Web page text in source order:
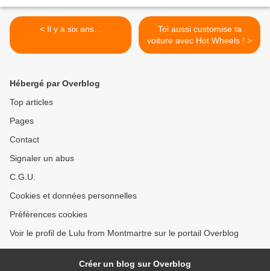
< Il y a six ans...
Toi aussi customise ta
voiture avec Hot Wheels ! >
Hébergé par Overblog
Top articles
Pages
Contact
Signaler un abus
C.G.U.
Cookies et données personnelles
Préférences cookies
Voir le profil de Lulu from Montmartre sur le portail Overblog
Créer un blog sur Overblog